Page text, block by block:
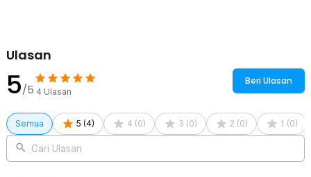
Kelengkapan Produk
Rincian yang Anda dapatkan untuk pembelian produk ini:
1 x TaffHOME Rak Pisau Magnetik Serbaguna Stainless Steel
1 x Lem Perekat
1 x Panduan Penggunaan
Ulasan
5/5 4 Ulasan
Beri Ulasan
Semua 5 (4) 4 (0) 3 (0) 2 (0) 1 (0)
Cari Ulasan